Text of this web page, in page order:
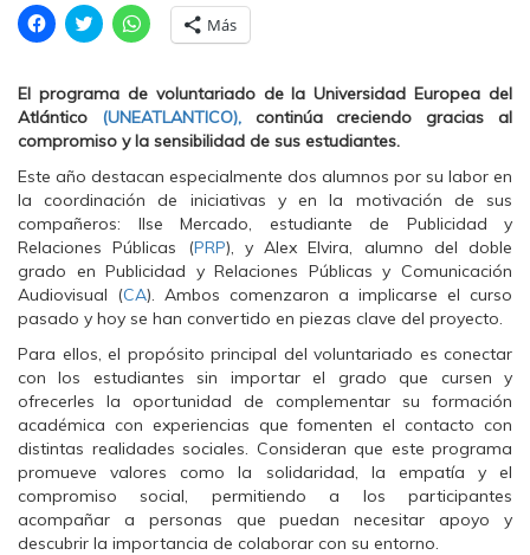
H
a
i
c
p
a
a
c
o
m
p
a
r
t
i
r
e
F
e
b
o
o
k
(
S
e
a
b
H
a
i
a
a
c
o
m
p
a
i
r
e
T
w
i
t
e
r
(
S
e
a
b
r
H
a
i
c
p
a
a
c
o
m
p
a
r
t
i
r
e
W
h
a
t
p
p
(
S
e
a
b
Más
El programa de voluntariado de la Universidad Europea del
Atlántico (UNEATLANTICO),continúa creciendo gracias al
compromiso y la sensibilidad de sus estudiantes.
Este año destacan especialmente dos alumnos por su labor en
la coordinación de iniciativas y en la motivación de sus
compañeros: Ilse Mercado, estudiante de Publicidad y
Relaciones Públicas (PRP), y Alex Elvira, alumno del doble
grado en Publicidad y Relaciones Públicas y Comunicación
Audiovisual (CA). Ambos comenzaron a implicarse el curso
pasado y hoy se han convertido en piezas clave del proyecto.
Para ellos, el propósito principal del voluntariado es conectar
con los estudiantes sin importar el grado que cursen y
ofrecerles la oportunidad de complementar su formación
académica con experiencias que fomenten el contacto con
distintas realidades sociales. Consideran que este programa
promueve valores como la solidaridad, la empatía y el
compromiso social, permitiendo a los participantes
acompañar a personas que puedan necesitar apoyo y
descubrir la importancia de colaborar con su entorno.